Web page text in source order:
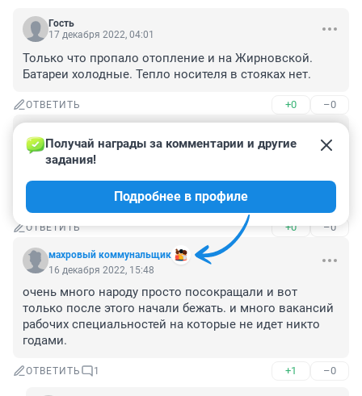
Гость
17 декабря 2022, 04:01
Только что пропало отопление и на Жирновской.
Батареи холодные. Тепло носителя в стояках нет.
ОТВЕТИТЬ +0 –0
16 декабря 2022, 18:41
50 лет октября 28, отопления практически нет, в
комнате 17 градусов, в жкх говорят, что авария, но с
начала отопления тепла нормального не еще было
ОТВЕТИТЬ +0 –0
махровый коммунальщик
Получай награды за комментарии и другие
задания!
Подробнее в профиле
16 декабря 2022, 15:48
очень много народу просто посокращали и вот
только после этого начали бежать. и много вакансий
рабочих специальностей на которые не идет никто
годами.
ОТВЕТИТЬ 1 +1 –0